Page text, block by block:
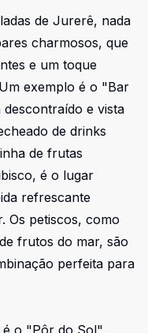
de Jurerê, nada
charmosos, que
e um toque
exemplo é o "Bar
e vista
de drinks
de frutas
é o lugar
refrescante
Os petiscos, como
frutos do mar, são
perfeita para
é o "Pôr do Sol",